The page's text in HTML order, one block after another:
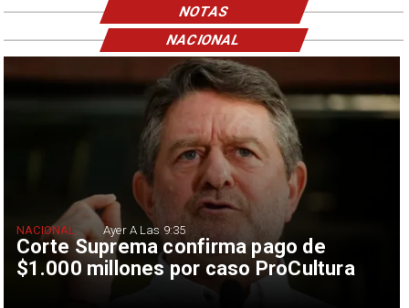
NOTAS
Corte Suprema confirma pago de
$1.000 millones por caso ProCultura
NACIONAL Ayer A Las 9:35
NACIONAL